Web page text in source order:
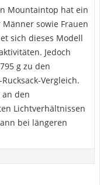
Mountaintop hat ein
sowie Frauen
sich dieses Modell
Jedoch
g zu den
Vergleich.
den
Lichtverhältnissen
bei längeren